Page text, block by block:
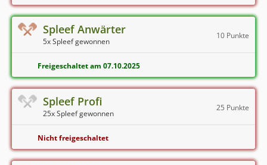
Spleef Anwärter
5x Spleef gewonnen
10 Punkte
Freigeschaltet am 07.10.2025
Spleef Profi
25x Spleef gewonnen
25 Punkte
Nicht freigeschaltet